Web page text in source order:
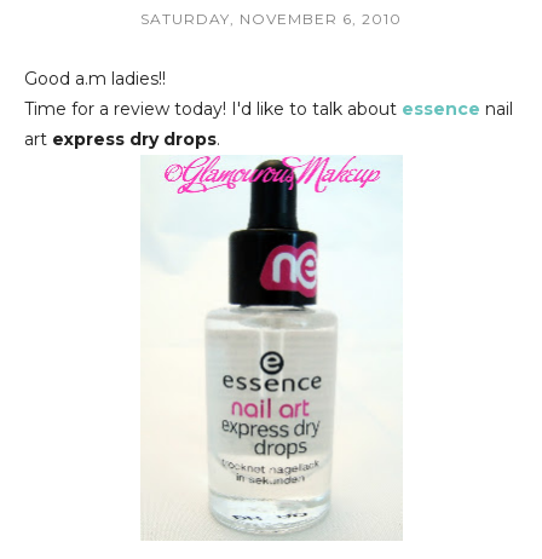
SATURDAY, NOVEMBER 6, 2010
Good a.m ladies!!
Time for a review today! I'd like to talk about essence nail
art express dry drops.